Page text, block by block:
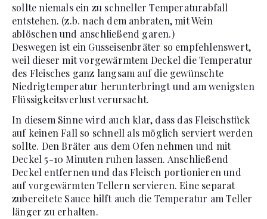
sollte niemals ein zu schneller Temperaturabfall
entstehen. (z.b. nach dem anbraten, mit Wein
ablöschen und anschließend garen.)
Deswegen ist ein Gusseisenbräter so empfehlenswert,
weil dieser mit vorgewärmtem Deckel die Temperatur
des Fleisches ganz langsam auf die gewünschte
Niedrigtemperatur herunterbringt und am wenigsten
Flüssigkeitsverlust verursacht.
In diesem Sinne wird auch klar, dass das Fleischstück
auf keinen Fall so schnell als möglich serviert werden
sollte. Den Bräter aus dem Ofen nehmen und mit
Deckel 5-10 Minuten ruhen lassen. Anschließend
Deckel entfernen und das Fleisch portionieren und
auf vorgewärmten Tellern servieren. Eine separat
zubereitete Sauce hilft auch die Temperatur am Teller
länger zu erhalten.